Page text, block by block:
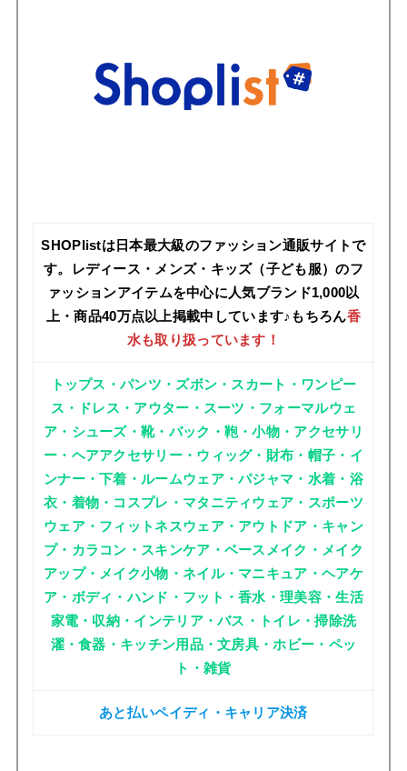
SHOPlistは日本最大級のファッション通販サイトで
す。レディース・メンズ・キッズ（子ども服）のフ
ァッションアイテムを中心に人気ブランド1,000以
上・商品40万点以上掲載中しています♪もちろん香
水も取り扱っています！
トップス・パンツ・ズボン・スカート・ワンピー
ス・ドレス・アウター・スーツ・フォーマルウェ
ア・シューズ・靴・バック・鞄・小物・アクセサリ
ー・ヘアアクセサリー・ウィッグ・財布・帽子・イ
ンナー・下着・ルームウェア・パジャマ・水着・浴
衣・着物・コスプレ・マタニティウェア・スポーツ
ウェア・フィットネスウェア・アウトドア・キャン
プ・カラコン・スキンケア・ベースメイク・メイク
アップ・メイク小物・ネイル・マニキュア・ヘアケ
ア・ボディ・ハンド・フット・香水・理美容・生活
家電・収納・インテリア・バス・トイレ・掃除洗
濯・食器・キッチン用品・文房具・ホビー・ペッ
ト・雑貨
あと払いペイディ・キャリア決済